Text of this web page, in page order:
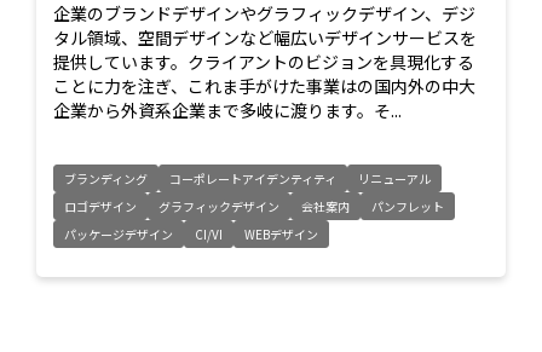
企業のブランドデザインやグラフィックデザイン、デジ
タル領域、空間デザインなど幅広いデザインサービスを
提供しています。クライアントのビジョンを具現化する
ことに力を注ぎ、これま手がけた事業はの国内外の中大
企業から外資系企業まで多岐に渡ります。そ...
ブランディング コーポレートアイデンティティ
リニューアル
ロゴデザイン
グラフィックデザイン 会社案内
パンフレット
パッケージデザイン
CI/VI WEBデザイン